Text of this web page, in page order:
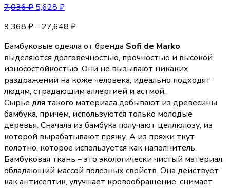
7,036₽ 5,628 ₽
9,368 ₽– 27,648 ₽
Бамбуковые одеяла от бренда Sofi de Marko
выделяются долговечностью, прочностью и высокой
износостойкостью. Они не вызывают никаких
раздражений на коже человека, идеально подходят
людям, страдающим аллергией и астмой.
Сырье для такого материала добывают из древесины
бамбука, причем, используются только молодые
деревья. Сначала из бамбука получают целлюлозу, из
которой вырабатывают пряжу. А из пряжи ткут
полотно, которое используется как наполнитель.
Бамбуковая ткань – это экологически чистый материал,
обладающий массой полезных свойств. Она действует
как антисептик, улучшает кровообращение, снимает